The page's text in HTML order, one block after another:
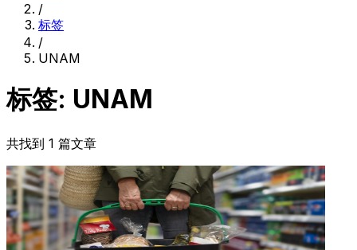
/
标签
/
UNAM
标签: UNAM
共找到 1 篇文章